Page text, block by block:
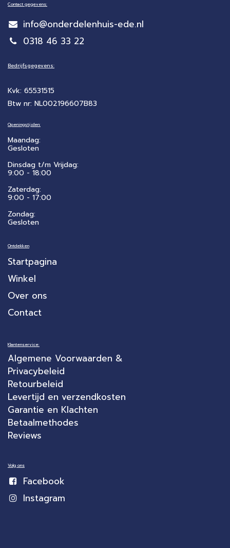
Contact gegevens:
info@onderdelenhuis-ede.nl
0318 46 33 22
Bedrijfsgegevens:
Kvk: 65531515
Btw nr: NL002196607B83
Openingstijden:
Maandag:
Gesloten
Dinsdag t/m Vrijdag:
9:00 - 18:00
Zaterdag:
​9:00 - 17:00
Zondag:
Gesloten
Ontdekken
Startpagina
Winkel
Over ons
Contact
Klantenservice:
Algemene Voorwaarden &
Privacybeleid
Retourbeleid
Levertijd en verzendkosten
Garantie en Klachten
Betaalmethodes
Reviews
Volg ons
Facebook
Instagram